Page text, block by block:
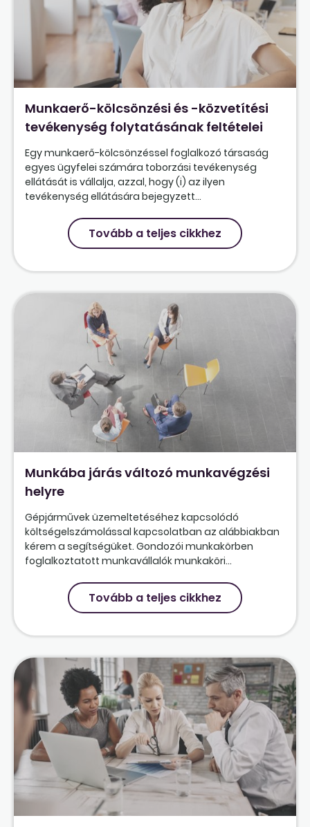
Munkaerő-kölcsönzési és -közvetítési
tevékenység folytatásának feltételei
Egy munkaerő-kölcsönzéssel foglalkozó társaság
egyes ügyfelei számára toborzási tevékenység
ellátását is vállalja, azzal, hogy (i) az ilyen
tevékenység ellátására bejegyzett...
Tovább a teljes cikkhez
Munkába járás változó munkavégzési
helyre
Gépjárművek üzemeltetéséhez kapcsolódó
költségelszámolással kapcsolatban az alábbiakban
kérem a segítségüket. Gondozói munkakörben
foglalkoztatott munkavállalók munkaköri...
Tovább a teljes cikkhez